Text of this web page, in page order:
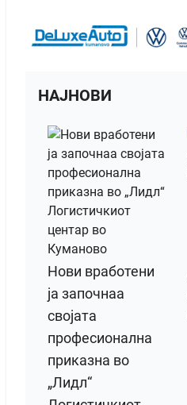
НАЈНОВИ
Нови вработени
ја започнаа
својата
професионална
приказна во
„Лидл“